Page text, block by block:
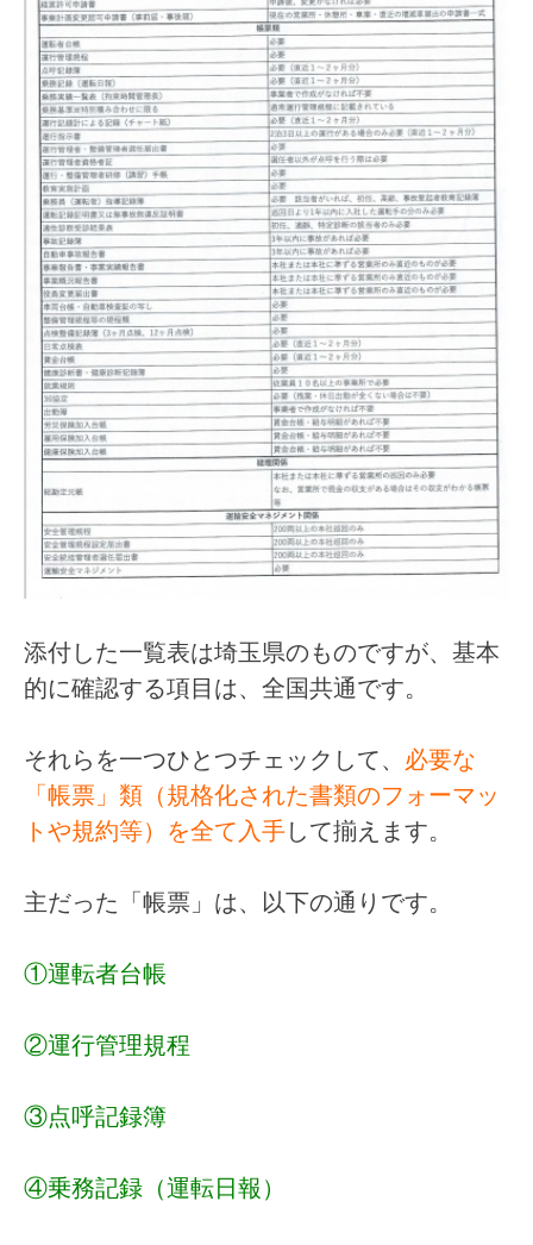
添付した一覧表は埼玉県のものですが、基本
的に確認する項目は、全国共通です。
それらを一つひとつチェックして、 必要な
「帳票」類（規格化された書類のフォーマッ
トや規約等）を全て入手して揃えます。
主だった「帳票」は、以下の通りです。
①運転者台帳
②運行管理規程
③点呼記録簿
④乗務記録（運転日報）